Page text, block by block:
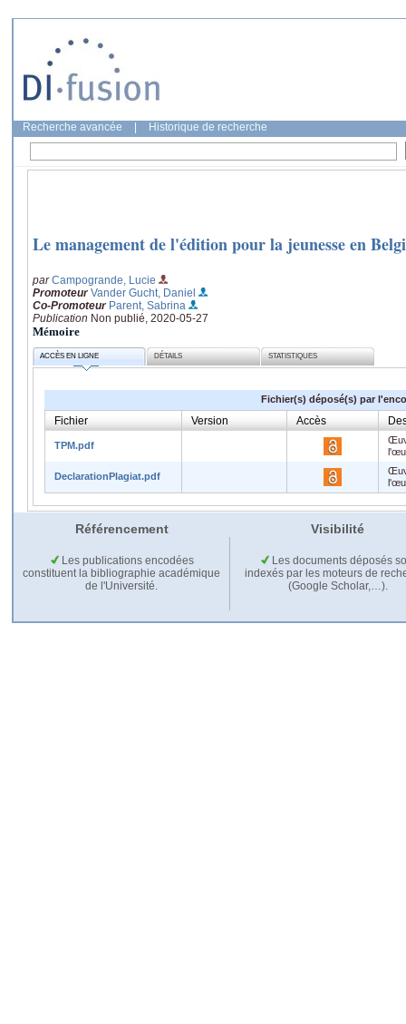
Recherche avancée Historique de recherche
Le management de l'édition pour la jeunesse en
parCampogrande, Lucie
Promoteur Vander Gucht, Daniel
Co-Promoteur Parent, Sabrina
Publication Non publié, 2020-05-27
Mémoire
ACCÈS EN LIGNE DÉTAILS STATISTIQUES
Fichier(s) déposé(s) par
Fichier Version Accès
TPM.pdf
DeclarationPlagiat.pdf
Référencement Visibilité
Les publications encodées
constituent la bibliographie académique
de l'Université.
Les documents déposés
indexés par les moteurs de
(Google Scholar,…).